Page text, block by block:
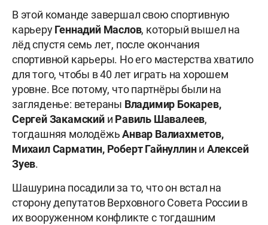
В этой команде завершал свою спортивную
карьеруГеннадий Маслов, который вышел на
лёд спустя семь лет, после окончания
спортивной карьеры. Но его мастерства хватило
для того, чтобы в 40 лет играть на хорошем
уровне. Все потому, что партнёры были на
загляденье: ветераны Владимир Бокарев,
Сергей Закамскийи Равиль Шавалеев,
тогдашняя молодёжьАнвар Валиахметов,
Михаил Сарматин, Роберт Гайнуллини Алексей
Зуев.
Шашурина посадили за то, что он встал на
сторону депутатов Верховного Совета России в
их вооруженном конфликте с тогдашним